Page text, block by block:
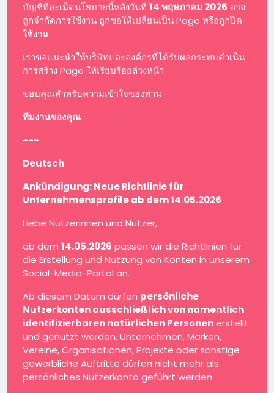
บัญชีที่ละเมิดนโยบายนี้หลังวันที่ 14 พฤษภาคม 2026 อาจ
ถูกจำกัดการใช้งาน ถูกขอให้เปลี่ยนเป็น Page หรือถูกปิด
ใช้งาน
เราขอแนะนำให้บริษัทและองค์กรที่ได้รับผลกระทบดำเนิน
การสร้าง Page ให้เรียบร้อยล่วงหน้า
ขอบคุณสำหรับความเข้าใจของท่าน
ทีมงานของคุณ
---
Deutsch
Ankündigung: Neue Richtlinie für
Unternehmensprofile ab dem 14.05.2026
Liebe Nutzerinnen und Nutzer,
ab dem 14.05.2026 passen wir die Richtlinien für
die Erstellung und Nutzung von Konten in unserem
Social-Media-Portal an.
Ab diesem Datum dürfen persönliche
Nutzerkonten ausschließlich von namentlich
identifizierbaren natürlichen Personenerstellt
und genutzt werden. Unternehmen, Marken,
Vereine, Organisationen, Projekte oder sonstige
gewerbliche Auftritte dürfen nicht mehr als
persönliches Nutzerkonto geführt werden.